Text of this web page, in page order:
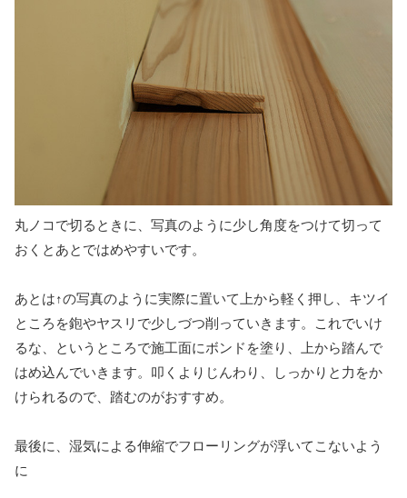
丸ノコで切るときに、写真のように少し角度をつけて切って
おくとあとではめやすいです。
あとは↑の写真のように実際に置いて上から軽く押し、キツイ
ところを鉋やヤスリで少しづつ削っていきます。これでいけ
るな、というところで施工面にボンドを塗り、上から踏んで
はめ込んでいきます。叩くよりじんわり、しっかりと力をか
けられるので、踏むのがおすすめ。
最後に、湿気による伸縮でフローリングが浮いてこないよう
に